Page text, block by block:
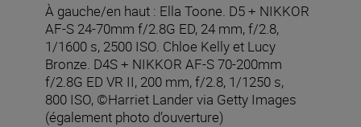
À gauche/en haut : Ella Toone. D5 + NIKKOR
AF-S 24-70mm f/2.8G ED, 24 mm, f/2.8,
1/1600 s, 2500 ISO. Chloe Kelly et Lucy
Bronze. D4S + NIKKOR AF-S 70-200mm
f/2.8G ED VR II, 200 mm, f/2.8, 1/1250 s,
800 ISO, ©Harriet Lander via Getty Images
(également photo d’ouverture)